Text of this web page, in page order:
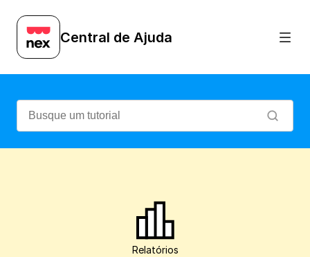
Central de Ajuda
Relatórios